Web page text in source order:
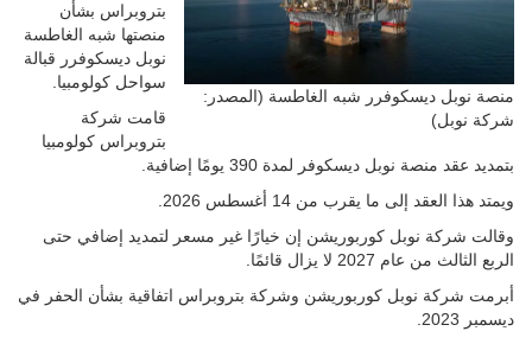
منصة نوبل ديسكوفرر شبه الغاطسة (المصدر:
شركة نوبل)
بتروبراس بشأن
منصتها شبه الغاطسة
نوبل ديسكوفرر قبالة
سواحل كولومبيا.
قامت شركة
بتروبراس كولومبيا
بتمديد عقد منصة نوبل ديسكوفر لمدة 390 يومًا إضافية.
ويمتد هذا العقد إلى ما يقرب من 14 أغسطس 2026.
وقالت شركة نوبل كوربوريشن إن خيارًا غير مسعر لتمديد إضافي حتى
الربع الثالث من عام 2027 لا يزال قائمًا.
أبرمت شركة نوبل كوربوريشن وشركة بتروبراس اتفاقية بشأن الحفر في
ديسمبر 2023.